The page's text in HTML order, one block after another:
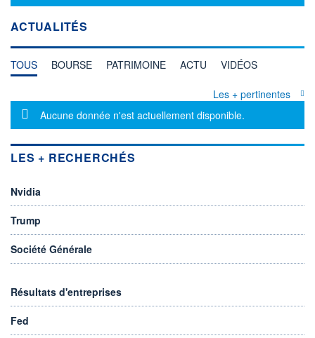
ACTUALITÉS
TOUS BOURSE PATRIMOINE ACTU VIDÉOS
Les + pertinentes
Message d'information
Aucune donnée n'est actuellement disponible.
LES + RECHERCHÉS
Nvidia
Trump
Société Générale
Résultats d'entreprises
Fed